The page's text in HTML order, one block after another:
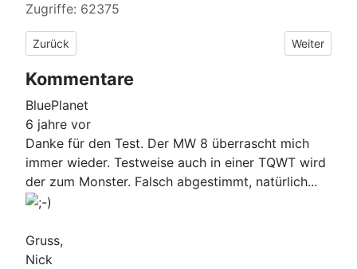
Zugriffe: 62375
Vorheriger Beitrag: Omnes Audio SW 5.01
Zurück Nächster
Weiter
Kommentare
BluePlanet
6 jahre vor
Danke für den Test. Der MW 8 überrascht mich
immer wieder. Testweise auch in einer TQWT wird
der zum Monster. Falsch abgestimmt, natürlich...
Gruss,
Nick